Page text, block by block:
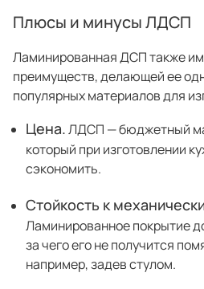
Плюсы и минусы ЛДСП
Ламинированная ДСП также
преимуществ, делающей ее
популярных материалов для
Цена.ЛДСП — бюджетный
который при изготовлении
сэкономить.
Стойкость к
Ламинированное покрытие
за чего его не получится
например, задев стулом.